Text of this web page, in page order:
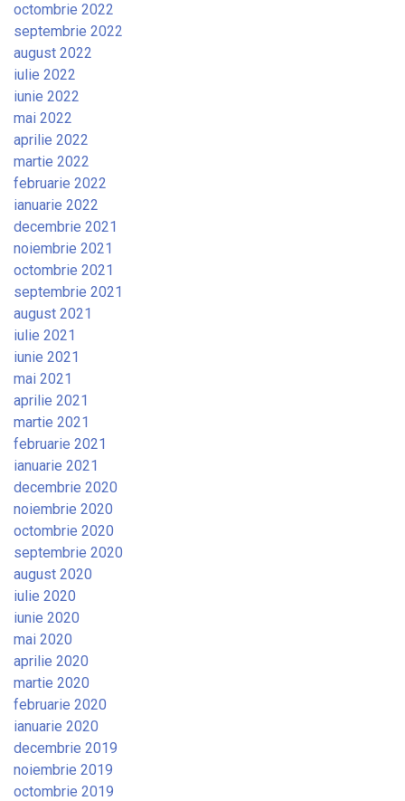
octombrie 2022
septembrie 2022
august 2022
iulie 2022
iunie 2022
mai 2022
aprilie 2022
martie 2022
februarie 2022
ianuarie 2022
decembrie 2021
noiembrie 2021
octombrie 2021
septembrie 2021
august 2021
iulie 2021
iunie 2021
mai 2021
aprilie 2021
martie 2021
februarie 2021
ianuarie 2021
decembrie 2020
noiembrie 2020
octombrie 2020
septembrie 2020
august 2020
iulie 2020
iunie 2020
mai 2020
aprilie 2020
martie 2020
februarie 2020
ianuarie 2020
decembrie 2019
noiembrie 2019
octombrie 2019